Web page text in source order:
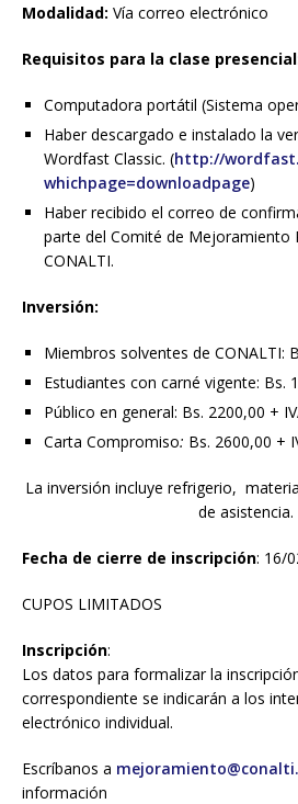
Modalidad: Vía correo electrónico
Requisitos para la clase
Computadora portátil (Sistema
Haber descargado e instalado la
Wordfast Classic. (http://
whichpage=downloadpage)
Haber recibido el correo de
parte del Comité de Mejoramiento
CONALTI.
Inversión:
Miembros solventes de CONALTI:
Estudiantes con carné vigente: Bs.
Público en general: Bs. 2200,00 +
Carta Compromiso: Bs. 2600,00 +
La inversión incluye refrigerio,
de asistencia.
Fecha de cierre de inscripción: 16/
CUPOS LIMITADOS
Inscripción:
Los datos para formalizar la
correspondiente se indicarán a los
electrónico individual.
Escríbanos a
información